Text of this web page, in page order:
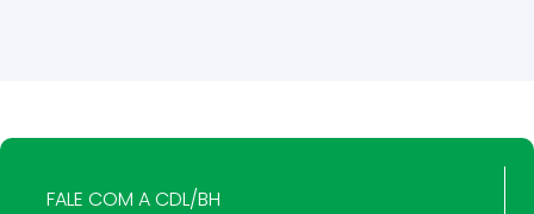
FALE COM A CDL/BH